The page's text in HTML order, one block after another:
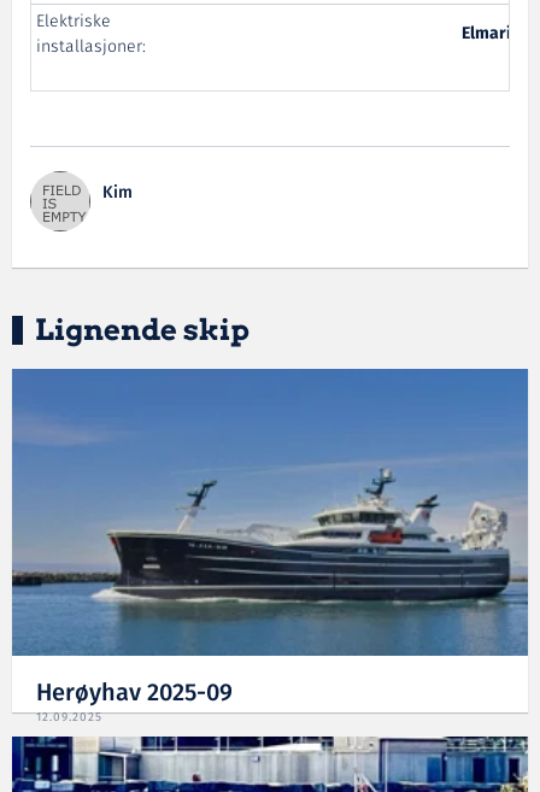
Elektriske
installasjoner:
Elmarin
Kim
Lignende skip
Herøyhav 2025-09
12.09.2025